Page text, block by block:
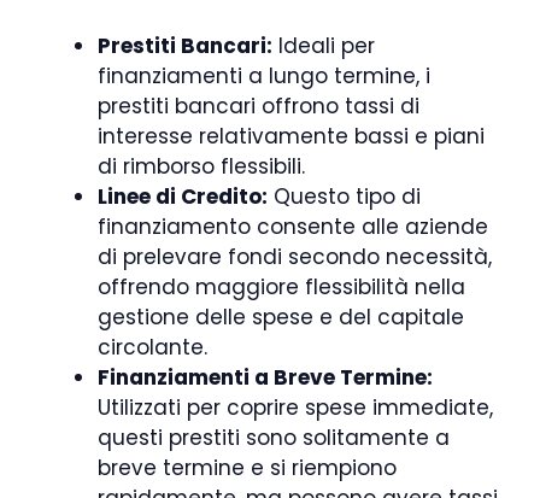
Prestiti Bancari: Ideali per
finanziamenti a lungo termine, i
prestiti bancari offrono tassi di
interesse relativamente bassi e piani
di rimborso flessibili.
Linee di Credito: Questo tipo di
finanziamento consente alle aziende
di prelevare fondi secondo necessità,
offrendo maggiore flessibilità nella
gestione delle spese e del capitale
circolante.
Finanziamenti a Breve Termine:
Utilizzati per coprire spese immediate,
questi prestiti sono solitamente a
breve termine e si riempiono